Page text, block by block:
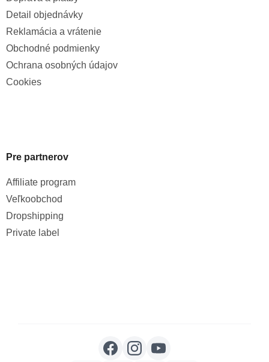
Detail objednávky
Reklamácia a vrátenie
Obchodné podmienky
Ochrana osobných údajov
Cookies
Pre partnerov
Affiliate program
Veľkoobchod
Dropshipping
Private label